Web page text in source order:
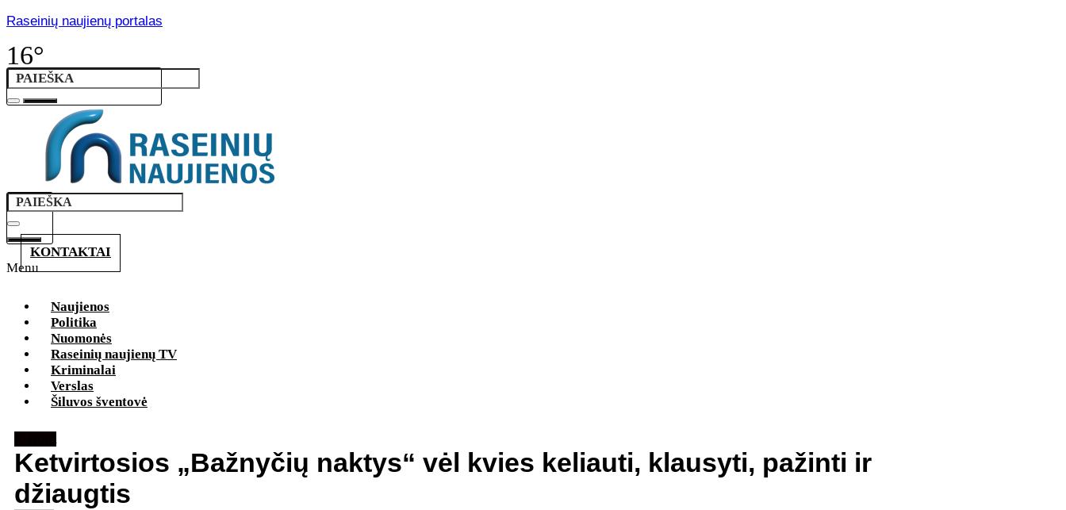
Raseinių naujienų portalas
16°
KONTAKTAI
Menu
Naujienos
Politika
Nuomonės
Raseinių naujienų TV
Kriminalai
Verslas
Šiluvos šventovė
Ketvirtosios „Bažnyčių naktys“ vėl kvies keliauti, klausyti, pažinti ir
džiaugtis